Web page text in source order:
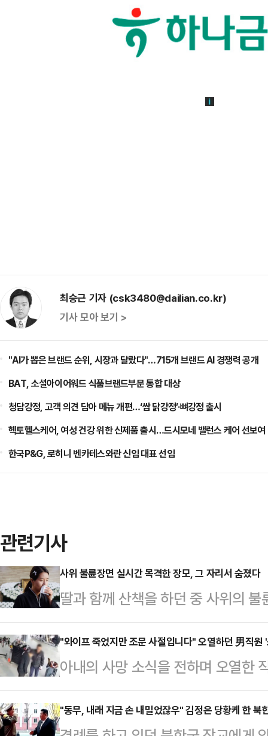
최승근 기자 (csk3480@dailian.co.kr)
기사 모아 보기 >
"AI가 뽑은 브랜드 순위, 시장과 달랐다"…715개 브랜드 AI 경쟁력 공개
BAT, 소셜아이어워드 식품브랜드부문 통합 대상
청담강정, 고객 의견 담아 메뉴 개편…‘쌈 닭강정’·뼈강정 출시
헥토헬스케어, 여성 건강 위한 신제품 출시…드시모네 밸런스 케어 선보여
한국P&G, 로히니 벤카테스와란 신임 대표 선임
관련기사
사위 불륜장면 실시간 목격한 장모, 그 자리서 숨졌다
딸과 함께 산책을 하던 중 사위의
장에서 숨지는 일이 벌어졌다.21일
(SCMP)에 따르면 중국 동부 저장
으로 우울감에 빠진 어머니를 위로
던 중 A씨는 부부가 된 지 20년 차
쇼핑하는 모습을 보게 됐다.이에
"와이프 죽었지만 조문 사절입니다" 오열하던 男직원
아내의 사망 소식을 전하며 오열한
짜쇼'였다는 황당한 사연이 전해졌
차 정비소를 운영하는 제보자는 올
"동무, 내래 지금 손 내밀었잖우" 김정은 당황케 한 북